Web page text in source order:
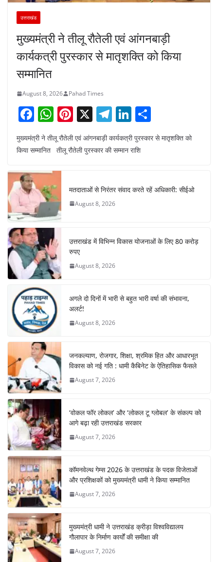
उत्तराखंड
मुख्यमंत्री ने तीलू रौतेली एवं आंगनबाड़ी
कार्यकत्री पुरस्कार से मातृशक्ति को किया
सम्मानित
August 8, 2026 Pahad Times
F
a
c
b
o
o
k
W
h
at
A
p
p
Pi
nt
er
X T
el
e
m
Li
n
k
n
h
ar
मुख्यमंत्री ने तीलू रौतेली एवं आंगनबाड़ी कार्यकत्री पुरस्कार से मातृशक्ति को
किया सम्मानित तीलू रौतेली पुरस्कार की सम्मान राशि
मतदाताओं से निरंतर संवाद करते रहें अधिकारी: सीईओ
August 8, 2026
उत्तराखंड में विभिन्न विकास योजनाओं के लिए 80 करोड़
रुपए
August 8, 2026
अगले दो दिनों में भारी से बहुत भारी वर्षा की संभावना,
अलर्ट!
August 8, 2026
जनकल्याण, रोजगार, शिक्षा, श्रमिक हित और आधारभूत
विकास को नई गति : धामी कैबिनेट के ऐतिहासिक फैसले
August 7, 2026
‘वोकल फॉर लोकल’ और ‘लोकल टू ग्लोबल’ के संकल्प को
आगे बढ़ा रही उत्तराखंड सरकार
August 7, 2026
कॉमनवेल्थ गेम्स 2026 के उत्तराखंड के पदक विजेताओं
और प्रशिक्षकों को मुख्यमंत्री धामी ने किया सम्मानित
August 7, 2026
मुख्यमंत्री धामी ने उत्तराखंड क्रीड़ा विश्वविद्यालय
गौलापार के निर्माण कार्यों की समीक्षा की
August 7, 2026